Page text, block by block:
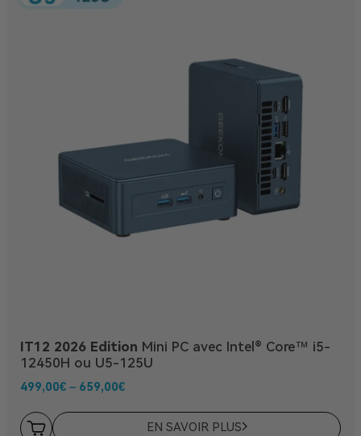
IT12 2026 Edition Mini PC avec Intel® Core™ i5-
12450H ou U5-125U
499,00€ – 659,00€
EN SAVOIR PLUS